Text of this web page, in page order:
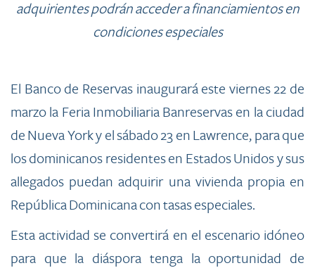
adquirientes podrán acceder a financiamientos en
condiciones especiales
El Banco de Reservas inaugurará este viernes 22 de
marzo la Feria Inmobiliaria Banreservas en la ciudad
de Nueva York y el sábado 23 en Lawrence, para que
los dominicanos residentes en Estados Unidos y sus
allegados puedan adquirir una vivienda propia en
República Dominicana con tasas especiales.
Esta actividad se convertirá en el escenario idóneo
para que la diáspora tenga la oportunidad de